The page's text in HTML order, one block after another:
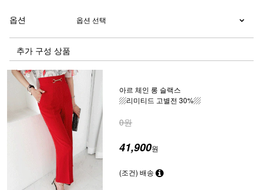
옵션
추가 구성 상품
아르 체인 롱 슬랙스
▨리미티드 고별전 30%▨
0원
41,900원
(조건) 배송